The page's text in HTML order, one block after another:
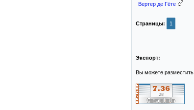
Вертер де Гёте
Страницы: 1
Экспорт:
Вы можете разместить